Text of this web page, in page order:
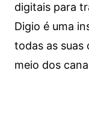
digitais para
Digio é uma
todas as suas
meio dos